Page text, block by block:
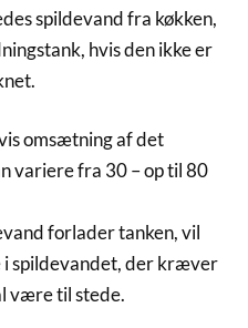
spildevand fra køkken,
hvis den ikke er
omsætning af det
variere fra 30 – op til 80
forlader tanken, vil
spildevandet, der kræver
være til stede.